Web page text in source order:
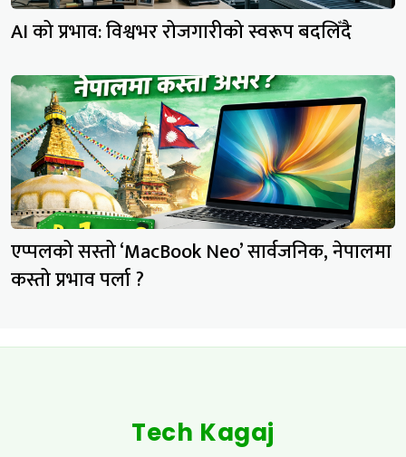
AI को प्रभाव: विश्वभर रोजगारीको स्वरूप बदलिँदै
एप्पलको सस्तो ‘MacBook Neo’ सार्वजनिक, नेपालमा
कस्तो प्रभाव पर्ला ?
Tech Kagaj